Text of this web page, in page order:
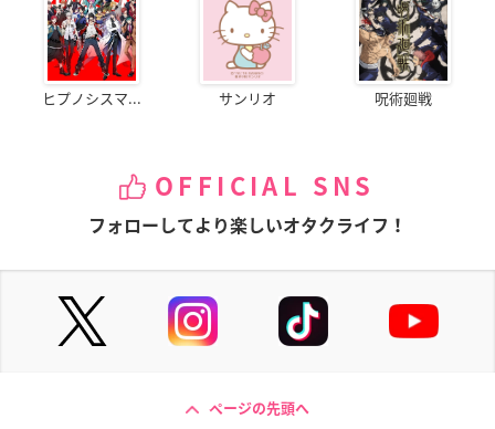
ヒプノシスマ... サンリオ 呪術廻戦
OFFICIAL SNS
フォローしてより楽しいオタクライフ！
ページの先頭へ